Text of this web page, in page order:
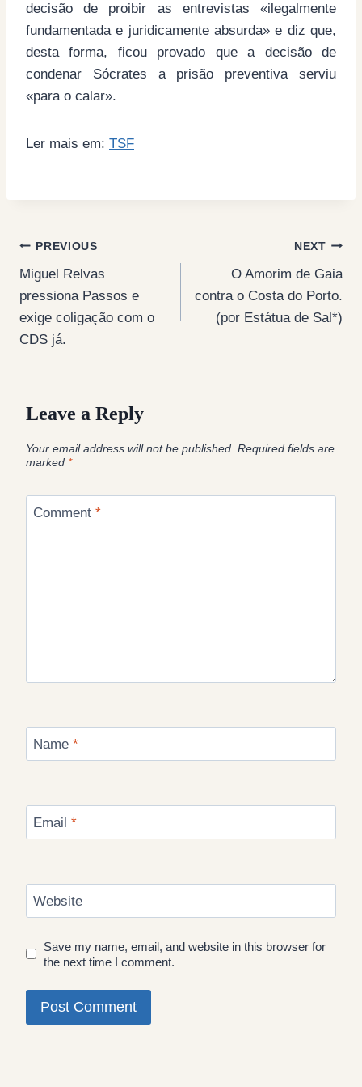
decisão de proibir as entrevistas «ilegalmente
fundamentada e juridicamente absurda» e diz que,
desta forma, ficou provado que a decisão de
condenar Sócrates a prisão preventiva serviu
«para o calar».
Ler mais em: TSF
Post
navigation
PREVIOUS
Miguel Relvas
pressiona Passos e
exige coligação com o
CDS já.
NEXT
O Amorim de Gaia
contra o Costa do Porto.
(por Estátua de Sal*)
Leave a Reply
Your email address will not be published. Required fields are
marked *
Comment *
Name *
Email *
Website
Save my name, email, and website in this browser for
the next time I comment.